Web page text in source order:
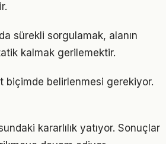
sürekli sorgulamak, alanın
kalmak gerilemektir.
biçimde belirlenmesi gerekiyor.
kararlılık yatıyor. Sonuçlar